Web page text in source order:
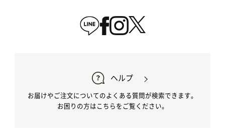
ヘルプ
お届けやご注文についてのよくある質問が検索できます。
お困りの方はこちらをご覧ください。